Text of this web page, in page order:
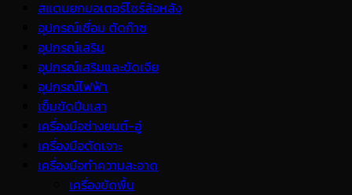
สแตนยกมอเตอร์ไซร์ล้อหลัง
อุปกรณ์เชื่อม ตัดก๊าซ
อุปกรณ์เสริม
อุปกรณ์เสริมและขัดเจีย
อุปกรณ์ไฟฟ้า
เข็มขัดปีนเสา
เครื่องมือช่างยนต์-อู่
เครื่องมือตัดเจาะ
เครื่องมือทำความสะอาด
เครื่องขัดพื้น